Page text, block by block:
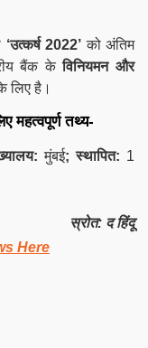
‘उत्कर्ष 2022’ को अंतिम
बैंक केविनियमन और
लिए है।
महत्वपूर्ण तथ्य-
मुंबई; स्थापित: 1
स्रोत: द हिंदू
Here